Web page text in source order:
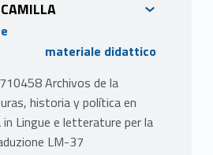
materiale didattico
Archivos de la
historia y política en
in Lingue e letterature per la
LM-37